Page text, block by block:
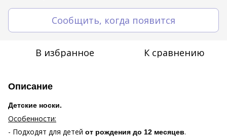
Сообщить, когда появится
В избранное К сравнению
Описание
Детские носки.
Особенности:
- Подходят для детей от рождения до 12 месяцев.